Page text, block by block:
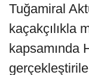
Tuğamiral
kaçakçılıkla
kapsamında